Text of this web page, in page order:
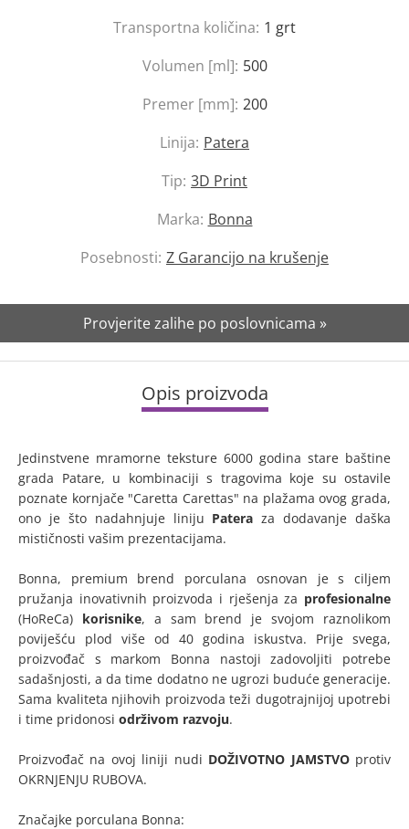
Transportna količina: 1 grt
Volumen [ml]: 500
Premer [mm]: 200
Linija: Patera
Tip: 3D Print
Marka: Bonna
Posebnosti: Z Garancijo na krušenje
Provjerite zalihe po poslovnicama »
Opis proizvoda
Jedinstvene mramorne teksture 6000 godina stare baštine
grada Patare, u kombinaciji s tragovima koje su ostavile
poznate kornjače "Caretta Carettas" na plažama ovog grada,
ono je što nadahnjuje liniju Patera za dodavanje daška
mističnosti vašim prezentacijama.
Bonna, premium brend porculana osnovan je s ciljem
pružanja inovativnih proizvoda i rješenja za profesionalne
(HoReCa) korisnike, a sam brend je svojom raznolikom
poviješću plod više od 40 godina iskustva. Prije svega,
proizvođač s markom Bonna nastoji zadovoljiti potrebe
sadašnjosti, a da time dodatno ne ugrozi buduće generacije.
Sama kvaliteta njihovih proizvoda teži dugotrajnijoj upotrebi
i time pridonosi održivom razvoju.
Proizvođač na ovoj liniji nudi DOŽIVOTNO JAMSTVOprotiv
OKRNJENJU RUBOVA.
Značajke porculana Bonna: